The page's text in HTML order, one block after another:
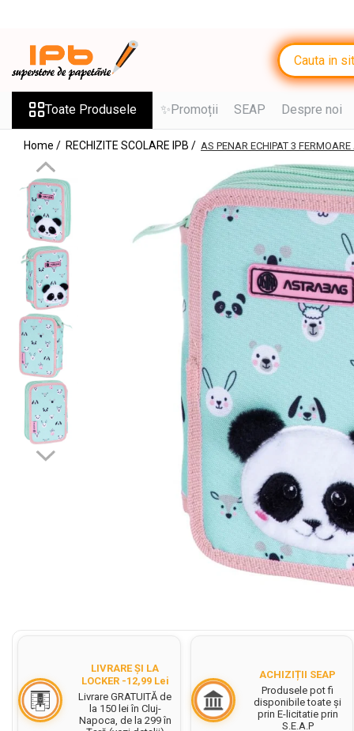
Toate Produsele
Ghiozdane, Rucsacuri, Trolere
Penare, Etuiuri, Necessaire
Jocuri Educative si Puzzle-uri
Saci de sport, Borsete
Caiete
Caiete cu 2 sau mai multe
subiecte
Caiete de Calitate
Blocuri de desen
Coperți
Stilouri si Rollere cu Cerneala
Cerneala Stilouri, Patroane
cerneala
Creioane colorate
Creioane
Acuarele
Acuarele Tempera la bucata
Toate Produsele ✨Promoții SEAP Despre noi
Home / RECHIZITE SCOLARE IPB / AS PENAR ECHIPAT 3
LIVRARE ȘI LA
LOCKER -12,99 Lei
Livrare GRATUITĂ de
la 150 lei în Cluj-
Napoca, de la 299 în
ACHIZIȚII SEAP
Produsele pot fi
disponibile toate și
prin E-licitatie prin
S.E.A.P